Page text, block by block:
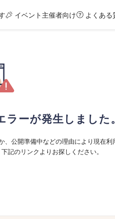
イベント主催者向け よくある
ーが発生しました。
、公開準備中などの理由により現在利
記のリンクよりお探しください。